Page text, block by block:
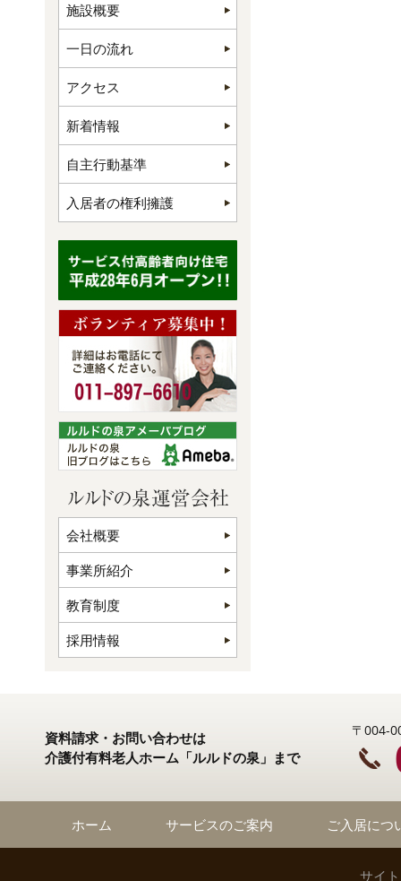
施設概要
一日の流れ
アクセス
新着情報
自主行動基準
入居者の権利擁護
会社概要
事業所紹介
教育制度
採用情報
資料請求・お問い合わせは
介護付有料老人ホーム「ルルドの泉」まで
〒004-
ホーム サービスのご案内 ご入居につ
サイ